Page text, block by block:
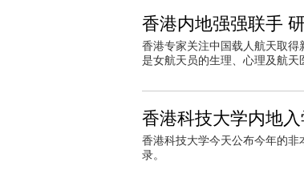
香港内地强强联手
香港专家关注中国载人航天取
是女航天员的生理、心理及航天
香港科技大学内地
香港科技大学今天公布今年的
录。